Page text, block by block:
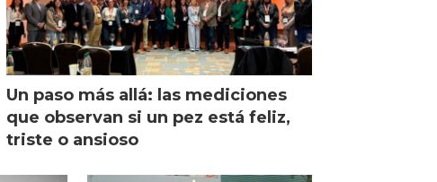
Un paso más allá: las mediciones
que observan si un pez está feliz,
triste o ansioso